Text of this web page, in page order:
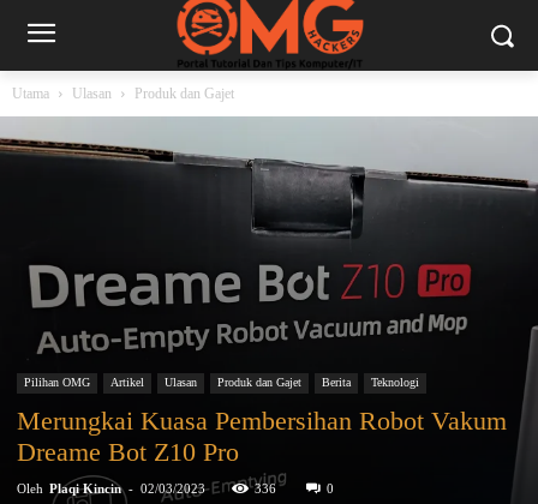
Utama Ulasan Produk dan Gajet
Pilihan OMG Artikel Ulasan Produk dan Gajet Berita Teknologi
Merungkai Kuasa Pembersihan Robot Vakum
Dreame Bot Z10 Pro
Oleh Plaqi Kincin - 02/03/2023 336 0